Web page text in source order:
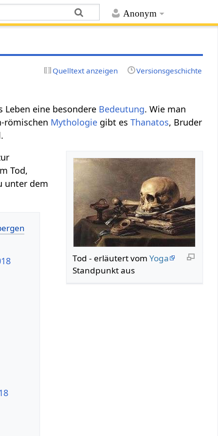
Anonym
Quelltext anzeigen Versionsgeschichte
Leben eine besondere Bedeutung. Wie man
römischen Mythologie gibt esThanatos, Bruder
Tod - erläutert vomYoga
Standpunkt aus
Tod,
unter dem